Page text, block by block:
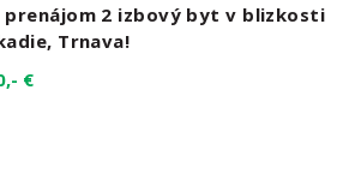
prenájom 2 izbový byt v blizkosti
Trnava!
€